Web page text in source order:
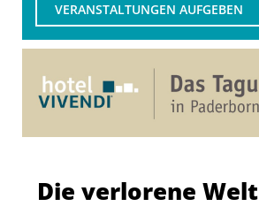
VERANSTALTUNGEN AUFGEBEN
Die verlorene Welt